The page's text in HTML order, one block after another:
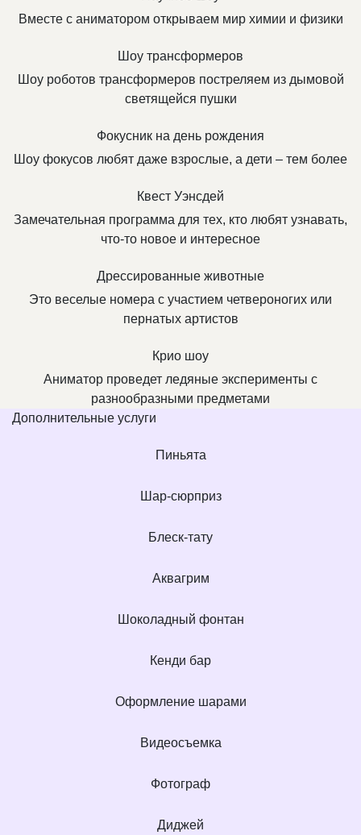
Вместе с аниматором открываем мир химии и физики
Шоу трансформеров
Шоу роботов трансформеров постреляем из дымовой
светящейся пушки
Фокусник на день рождения
Шоу фокусов любят даже взрослые, а дети – тем более
Квест Уэнсдей
Замечательная программа для тех, кто любят узнавать,
что-то новое и интересное
Дрессированные животные
Это веселые номера с участием четвероногих или
пернатых артистов
Крио шоу
Аниматор проведет ледяные эксперименты с
разнообразными предметами
Дополнительные услуги
Пиньята
Шар-сюрприз
Блеск-тату
Аквагрим
Шоколадный фонтан
Кенди бар
Оформление шарами
Видеосъемка
Фотограф
Диджей